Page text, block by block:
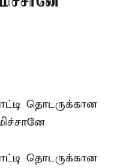
தொடருக்கான
தொடருக்கான